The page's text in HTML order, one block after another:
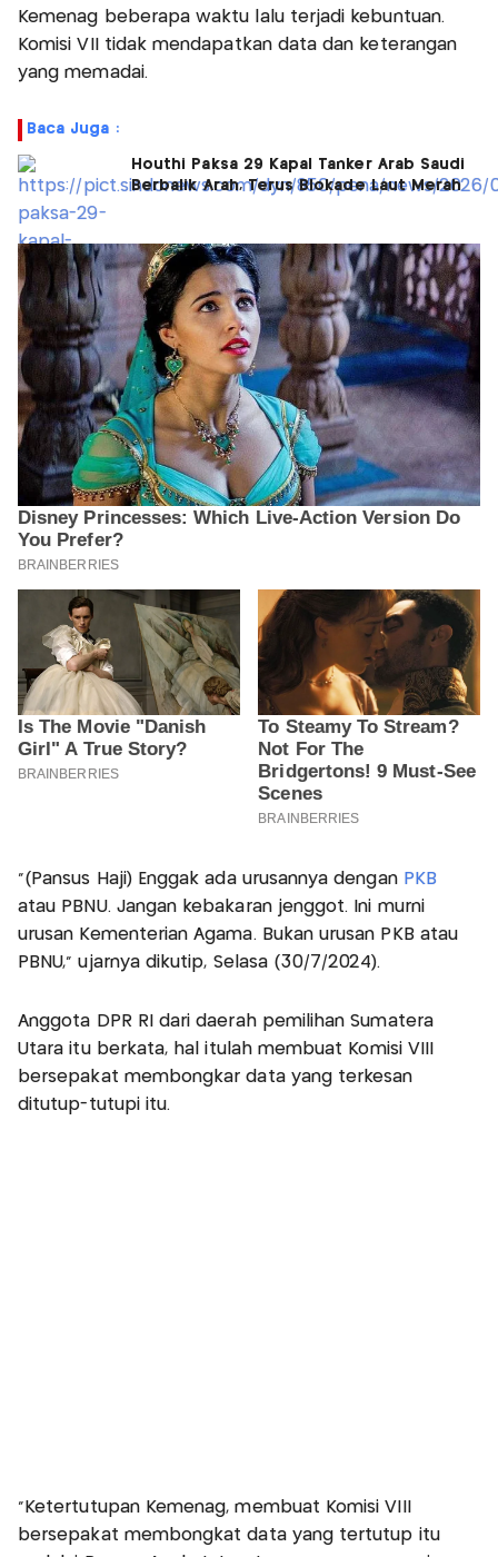
Kemenag beberapa waktu lalu terjadi kebuntuan.
Komisi VII tidak mendapatkan data dan keterangan
yang memadai.
Baca Juga :
Houthi Paksa 29 Kapal Tanker Arab Saudi
Berbalik Arah, Terus Blokade Laut Merah
"(Pansus Haji) Enggak ada urusannya denganPKB
atau PBNU. Jangan kebakaran jenggot. Ini murni
urusan Kementerian Agama. Bukan urusan PKB atau
PBNU," ujarnya dikutip, Selasa (30/7/2024).
Anggota DPR RI dari daerah pemilihan Sumatera
Utara itu berkata, hal itulah membuat Komisi VIII
bersepakat membongkar data yang terkesan
ditutup-tutupi itu.
"Ketertutupan Kemenag, membuat Komisi VIII
bersepakat membongkat data yang tertutup itu